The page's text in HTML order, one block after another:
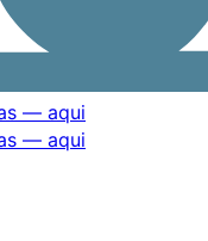
— aqui
— aqui